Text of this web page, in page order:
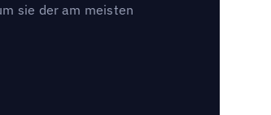
sie der am meisten